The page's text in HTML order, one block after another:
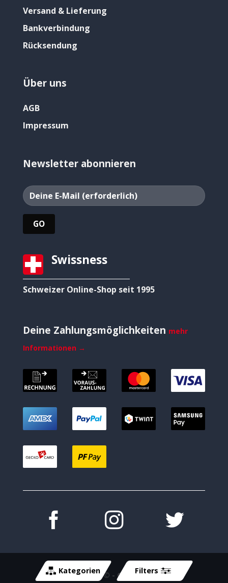
Kategorien Filters
Versand & Lieferung
Bankverbindung
Rücksendung
Über uns
AGB
Impressum
Newsletter abonnieren
Swissness
Schweizer Online-Shop seit 1995
Deine Zahlungsmöglichkeiten mehr
Informationen →
Copyright 2026 © - Cycle-Tech GmbH